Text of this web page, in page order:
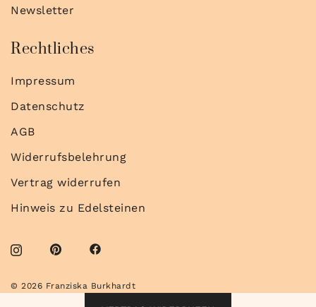
Newsletter
Rechtliches
Impressum
Datenschutz
AGB
Widerrufsbelehrung
Vertrag widerrufen
Hinweis zu Edelsteinen
© 2026 Franziska Burkhardt